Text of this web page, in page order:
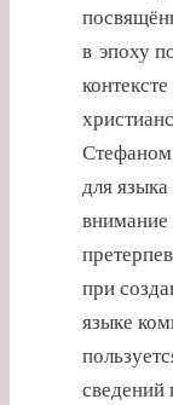
в эпоху
Стефаном
для
при
языке
сведений